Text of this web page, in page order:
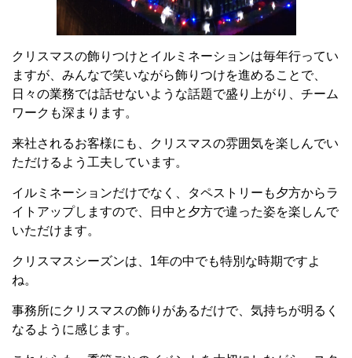
クリスマスの飾りつけとイルミネーションは毎年行ってい
ますが、みんなで笑いながら飾りつけを進めることで、
日々の業務では話せないような話題で盛り上がり、チーム
ワークも深まります。
来社されるお客様にも、クリスマスの雰囲気を楽しんでい
ただけるよう工夫しています。
イルミネーションだけでなく、タペストリーも夕方からラ
イトアップしますので、日中と夕方で違った姿を楽しんで
いただけます。
クリスマスシーズンは、1年の中でも特別な時期ですよ
ね。
事務所にクリスマスの飾りがあるだけで、気持ちが明るく
なるように感じます。